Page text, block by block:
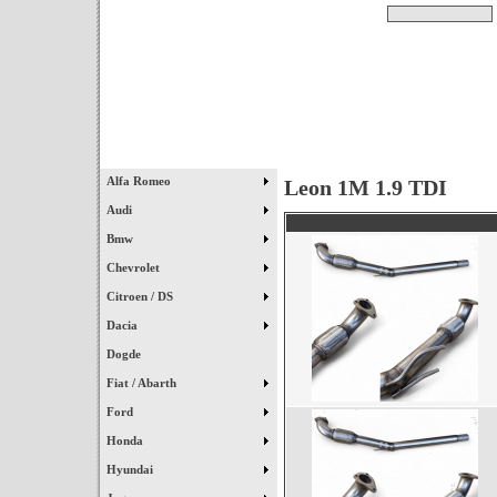
Alfa Romeo
Audi
Bmw
Chevrolet
Citroen / DS
Dacia
Dogde
Fiat / Abarth
Ford
Honda
Hyundai
Leon 1M 1.9 TDI